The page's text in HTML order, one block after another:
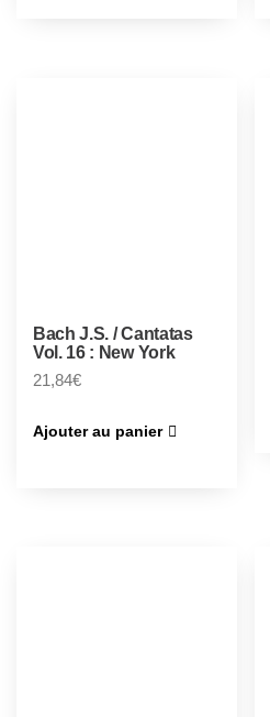
Bach J.S. / Cantatas
Vol. 16 : New York
21,84€
Ajouter au panier